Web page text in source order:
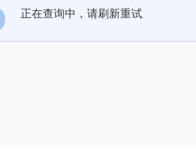
正在查询中，请刷新重试